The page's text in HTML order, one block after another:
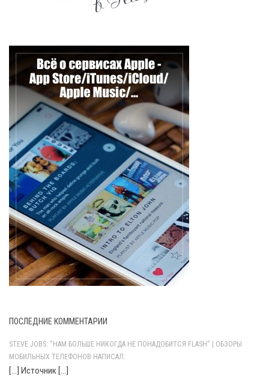
ПОСЛЕДНИЕ КОММЕНТАРИИ
STEVE JOBS: "НАМ БОЛЬШЕ НИКОГДА НЕ ПОНАДОБИТСЯ FLASH" | ОБЗОРЫ
МОБИЛЬНЫХ ТЕЛЕФОНОВ НАПИСАЛ:
[…] Источник […]